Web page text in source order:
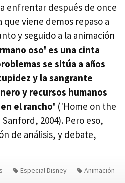
enfrentar después de once
que viene demos repaso a
y seguido a la animación
oso' es una cinta
se sitúa a años
y la sangrante
y recursos humanos
el rancho' ('Home on the
2004). Pero eso,
de análisis, y debate,
Especial Disney Animación